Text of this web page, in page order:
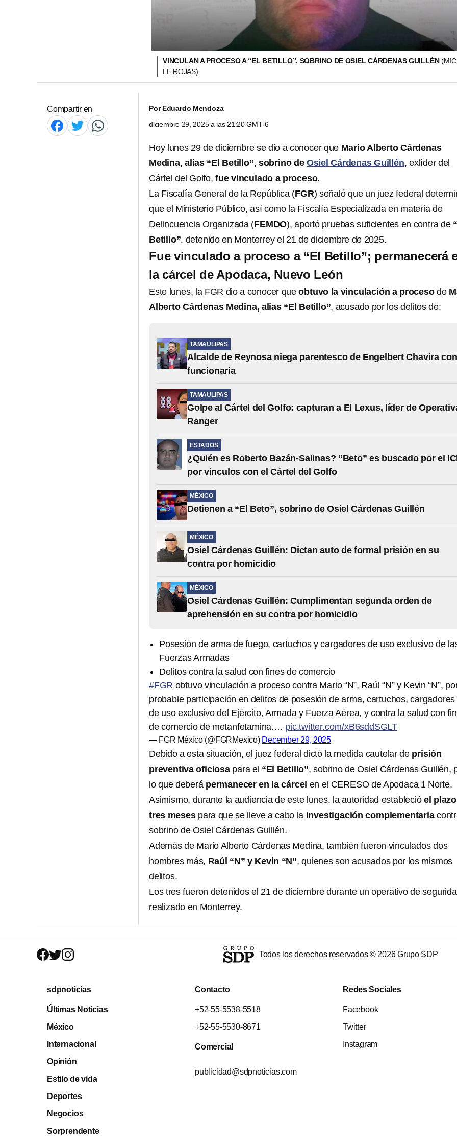
VINCULAN A PROCESO A “EL BETILLO”, SOBRINO DE OSIEL CÁRDENAS GUILLÉN
LE ROJAS)
Compartir en PorEduardo Mendoza
diciembre 29, 2025 a las 21:20 GMT-6
Hoy lunes 29 de diciembre se dio a conocer que Mario Alberto Cárdenas
Medina,alias “El Betillo”, sobrino de Osiel Cárdenas Guillén, exlíder del
Cártel del Golfo,fue vinculado a proceso.
La Fiscalía General de la República (FGR) señaló que un juez federal
que el Ministerio Público, así como la Fiscalía Especializada en materia de
Delincuencia Organizada (FEMDO), aportó pruebas suficientes en contra de
Betillo”, detenido en Monterrey el 21 de diciembre de 2025.
Fue vinculado a proceso a “El Betillo”; permanecerá
la cárcel de Apodaca, Nuevo León
Este lunes, la FGR dio a conocer queobtuvo la vinculación a procesode
Alberto Cárdenas Medina, alias “El Betillo”, acusado por los delitos de:
TAMAULIPAS
Alcalde de Reynosa niega parentesco de Engelbert Chavira con
funcionaria
TAMAULIPAS
Golpe al Cártel del Golfo: capturan a El Lexus, líder de
Ranger
ESTADOS
¿Quién es Roberto Bazán-Salinas? “Beto” es buscado por el
por vínculos con el Cártel del Golfo
MÉXICO
Detienen a “El Beto”, sobrino de Osiel Cárdenas Guillén
MÉXICO
Osiel Cárdenas Guillén: Dictan auto de formal prisión en su
contra por homicidio
MÉXICO
Osiel Cárdenas Guillén: Cumplimentan segunda orden de
aprehensión en su contra por homicidio
Posesión de arma de fuego, cartuchos y cargadores de uso exclusivo de
Fuerzas Armadas
Delitos contra la salud con fines de comercio
#FGR obtuvo vinculación a proceso contra Mario “N”, Raúl “N” y Kevin “N”,
probable participación en delitos de posesión de arma, cartuchos,
de uso exclusivo del Ejército, Armada y Fuerza Aérea, y contra la salud con
de comercio de metanfetamina.… pic.twitter.com/xB6sddSGLT
— FGR México (@FGRMexico) December 29, 2025
Debido a esta situación, el juez federal dictó la medida cautelar de prisión
preventiva oficiosapara el “El Betillo”, sobrino de Osiel Cárdenas Guillén,
lo que deberá permanecer en la cárcel en el CERESO de Apodaca 1 Norte.
Asimismo, durante la audiencia de este lunes, la autoridad estableció el
tres mesespara que se lleve a cabo la investigación complementaria
sobrino de Osiel Cárdenas Guillén.
Además de Mario Alberto Cárdenas Medina, también fueron vinculados dos
hombres más, Raúl “N” y Kevin “N”, quienes son acusados por los mismos
delitos.
Los tres fueron detenidos el 21 de diciembre durante un operativo de
realizado en Monterrey.
Todos los derechos reservados © 2026Grupo SDP
sdpnoticias
Últimas Noticias
México
Internacional
Opinión
Estilo de vida
Deportes
Negocios
Sorprendente
Contacto
+52-55-5538-5518
+52-55-5530-8671
Comercial
publicidad@sdpnoticias.com
Redes Sociales
Facebook
Twitter
Instagram